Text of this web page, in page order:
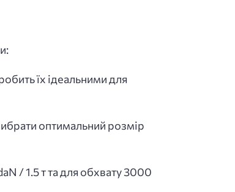
їх ідеальними для
оптимальний розмір
/ 1.5 т та для обхвату 3000